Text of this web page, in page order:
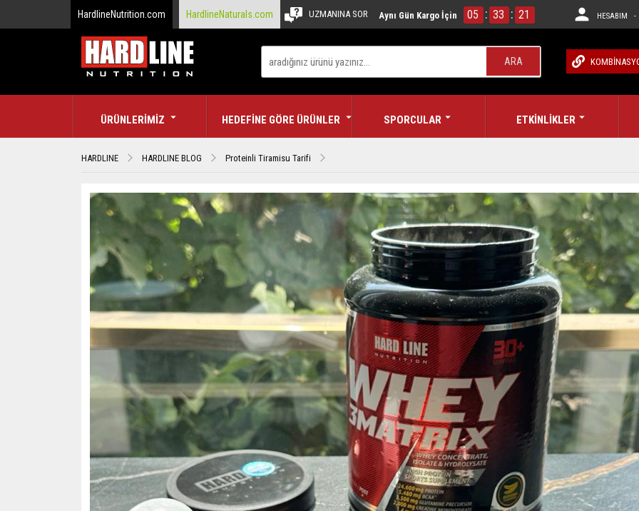
HardlineNutrition.com HardlineNaturals.com Aynı Gün Kargo İçin 05 : 33 : 20
UZMANINA SOR HESABIM
ARA
ÜRÜNLERİMİZ HEDEFİNE GÖRE ÜRÜNLER SPORCULAR ETKİNLİKLER
HARDLINE HARDLINE BLOG Proteinli Tiramisu Tarifi